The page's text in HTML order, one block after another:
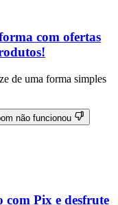
com ofertas
de uma forma simples
não funcionou
com Pix e desfrute